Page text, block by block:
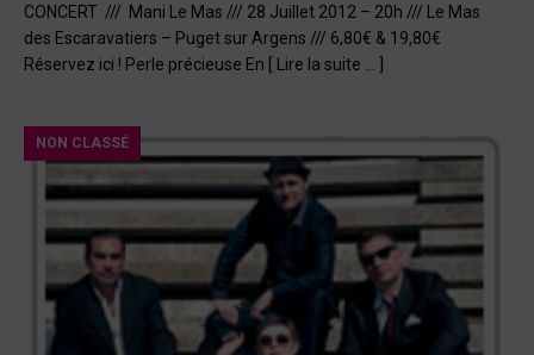
CONCERT /// Mani Le Mas /// 28 Juillet 2012 – 20h /// Le Mas
des Escaravatiers – Puget sur Argens /// 6,80€ & 19,80€
Réservez ici ! Perle précieuse En
[ Lire la suite … ]
NON CLASSÉ